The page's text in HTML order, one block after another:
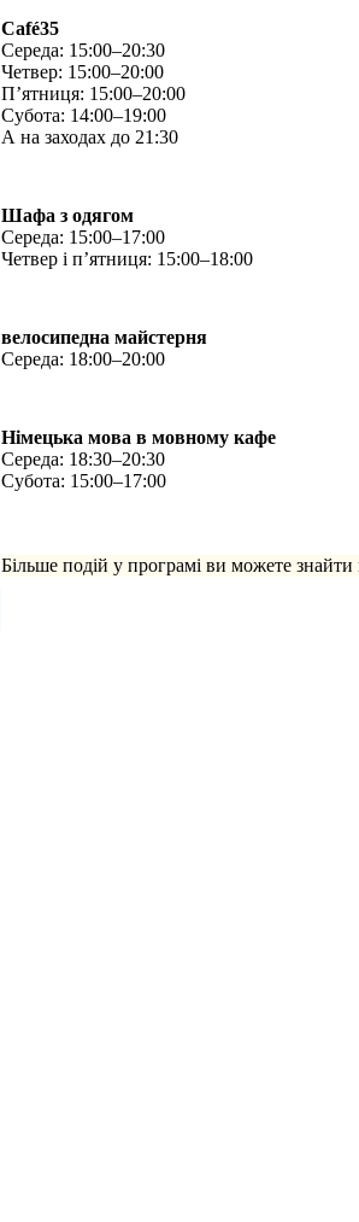
Café35
Середа: 15:00–20:30
Четвер: 15:00–20:00
П’ятниця: 15:00–20:00
Субота: 14:00–19:00
А на заходах до 21:30
Шафа з одягом
Середа: 15:00–17:00
Четвер і п’ятниця: 15:00–18:00
велосипедна майстерня
Середа: 18:00–20:00
Німецька мова в мовному кафе
Середа: 18:30–20:30
Субота: 15:00–17:00
Більше подій у програмі ви можете